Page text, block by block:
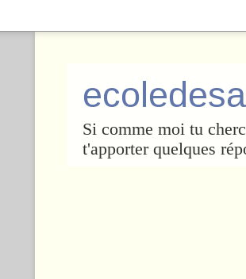
Si comme moi tu
t'apporter quelques